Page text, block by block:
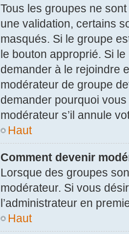
Tous les groupes ne
une validation, certains
masqués. Si le groupe
le bouton approprié. Si
demander à le rejoindre
modérateur de groupe
demander pourquoi
modérateur s’il annule
Haut
Comment devenir
Lorsque des groupes
modérateur. Si vous
l’administrateur en
Haut